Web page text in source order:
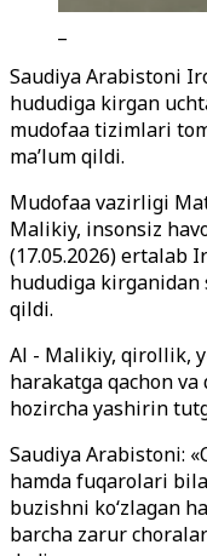
Saudiya Arabistoni
hududiga kirgan
mudofaa tizimlari
ma’lum qildi.
Mudofaa vazirligi
Malikiy, insonsiz
(17.05.2026) ertalab
hududiga kirganidan
qildi.
Al - Malikiy, qirollik,
harakatga qachon
hozircha yashirin
Saudiya Arabistoni:
hamda fuqarolari
buzishni ko‘zlagan
barcha zarur